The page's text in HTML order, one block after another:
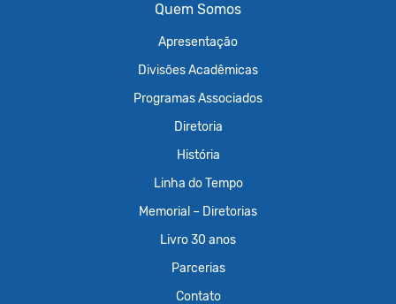
Quem Somos
Apresentação
Divisões Acadêmicas
Programas Associados
Diretoria
História
Linha do Tempo
Memorial – Diretorias
Livro 30 anos
Parcerias
Contato